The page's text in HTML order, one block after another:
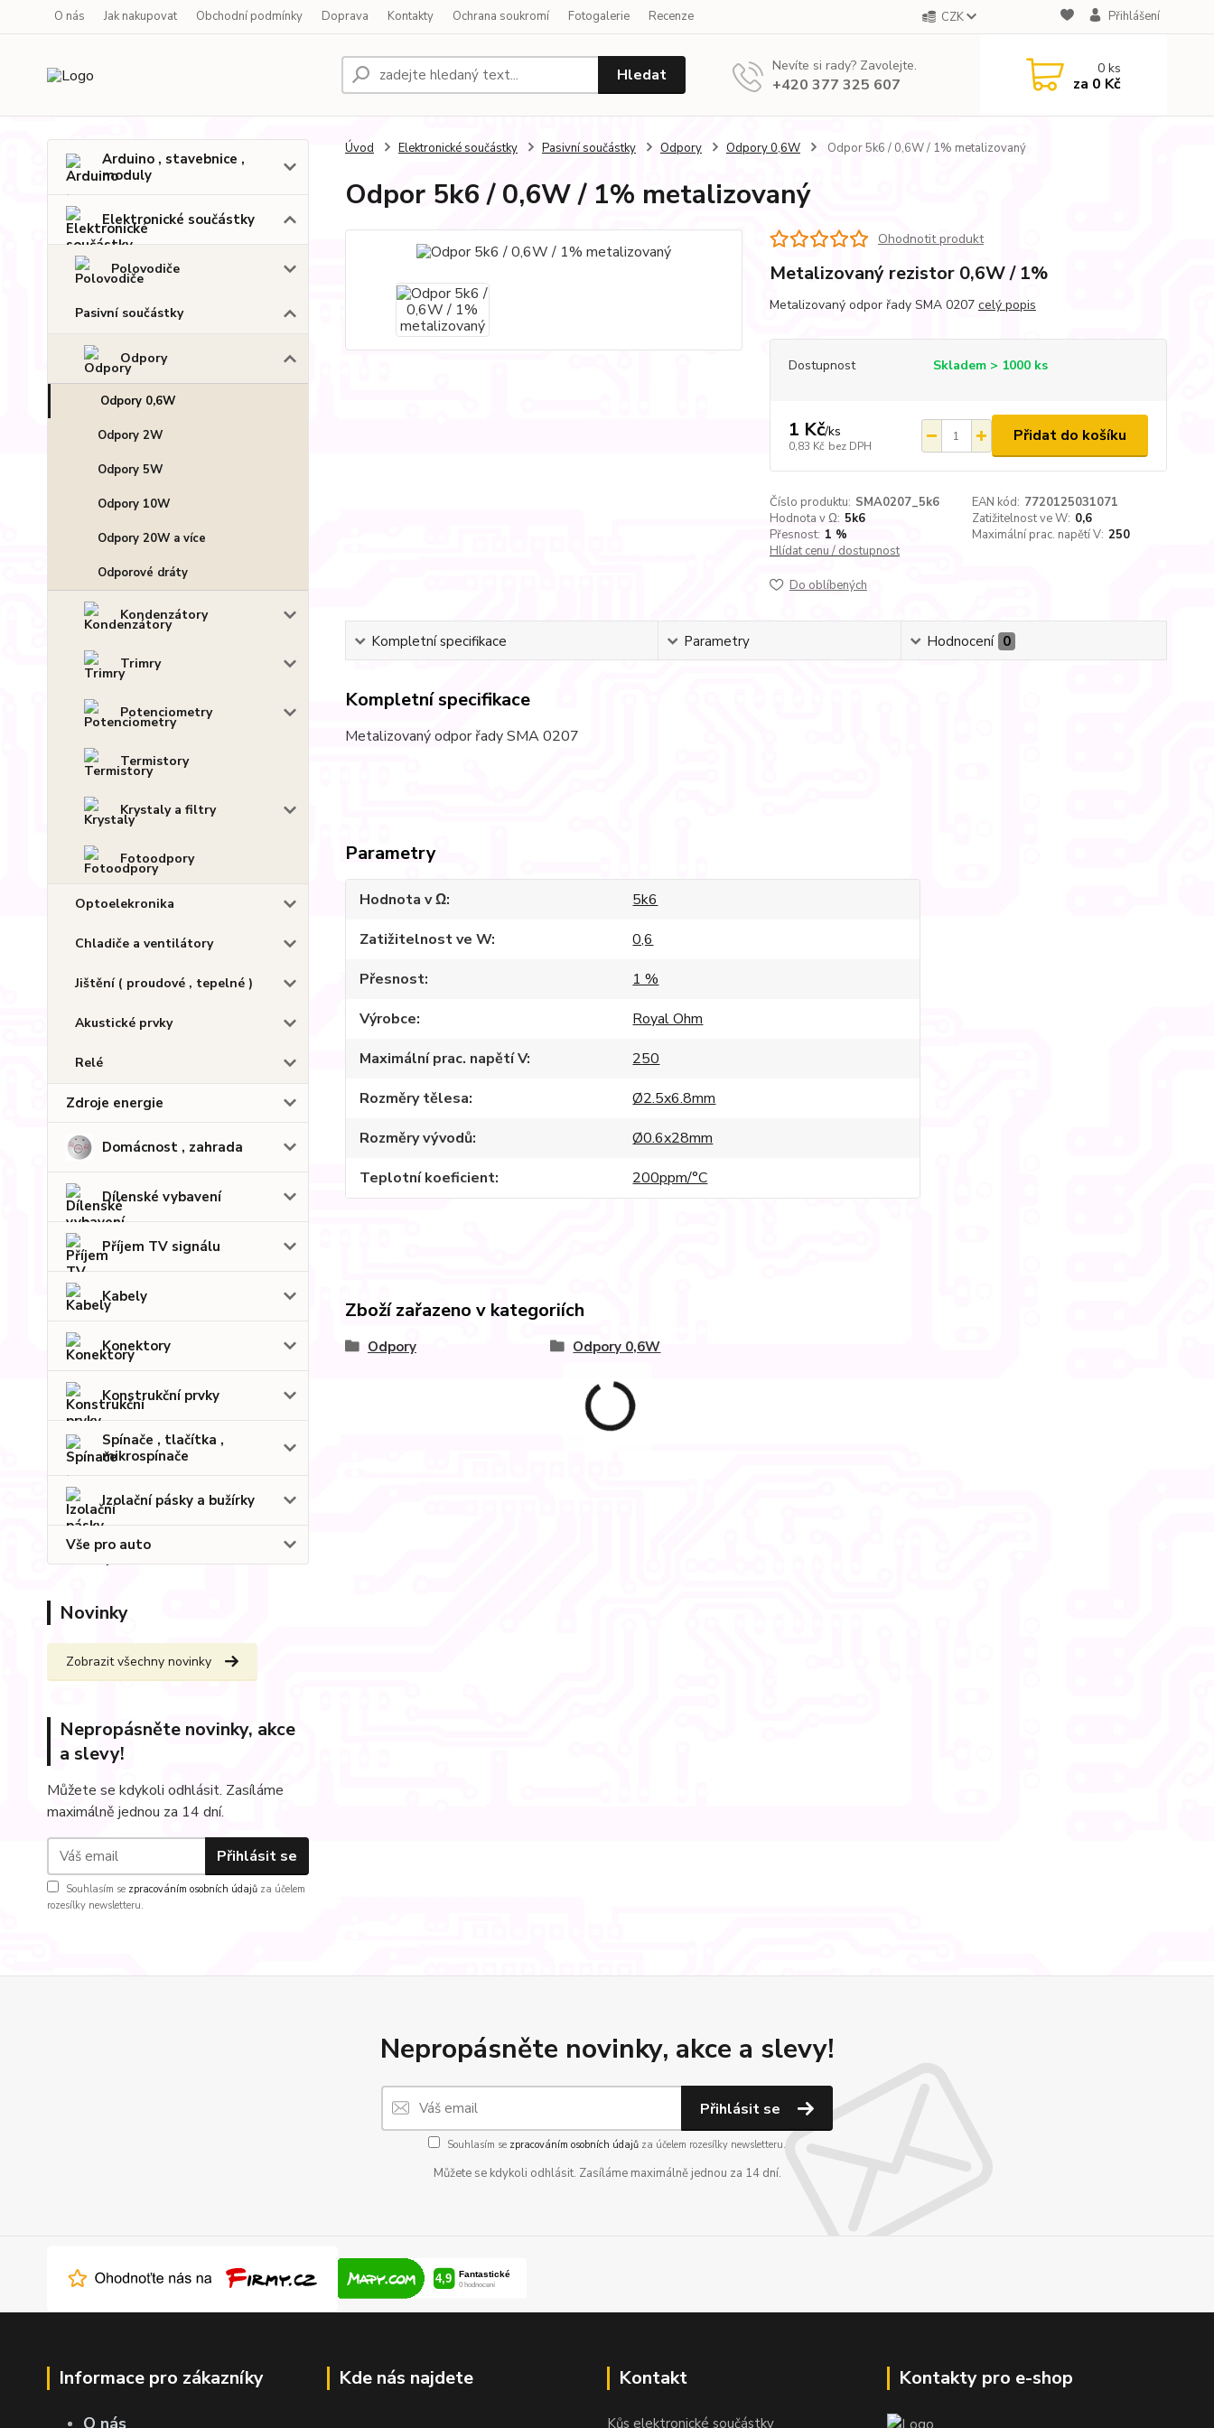
O nás Jak nakupovat Obchodní podmínky Doprava Kontakty Ochrana soukromí Fotogalerie Recenze CZK Přihlášení
Hledat Nevíte si rady? Zavolejte.
+420 377 325 607
0ks
za 0 Kč
Arduino , stavebnice ,
moduly
Elektronické součástky
Polovodiče
Pasivní součástky
Odpory
Odpory 0,6W
Odpory 2W
Odpory 5W
Odpory 10W
Odpory 20W a více
Odporové dráty
Kondenzátory
Trimry
Potenciometry
Termistory
Krystaly a filtry
Fotoodpory
Optoelekronika
Chladiče a ventilátory
Jištění ( proudové , tepelné )
Akustické prvky
Relé
Zdroje energie
Domácnost , zahrada
Dílenské vybavení
Příjem TV signálu
Kabely
Konektory
Konstrukční prvky
Spínače , tlačítka ,
mikrospínače
Izolační pásky a bužírky
Vše pro auto
Novinky
Zobrazit všechny novinky
Nepropásněte novinky, akce
a slevy!
Můžete se kdykoli odhlásit. Zasíláme
maximálně jednou za 14 dní.
Přihlásit se
Souhlasím se zpracováním osobních údajů za účelem
rozesílky newsletteru.
Úvod Elektronické součástky Pasivní součástky Odpory Odpory 0,6W Odpor 5k6 / 0,6W / 1% metalizovaný
Odpor 5k6 / 0,6W / 1% metalizovaný
Ohodnotit produkt
Metalizovaný rezistor 0,6W / 1%
Metalizovaný odpor řady SMA 0207 celý popis
Dostupnost Skladem > 1000 ks
1 Kč/ks
0,83 Kč bez DPH
Přidat do košíku
Číslo produktu: SMA0207_5k6 EAN kód: 7720125031071
Hodnota v Ω: 5k6 Zatižitelnost ve W: 0,6
Přesnost: 1 % Maximální prac. napětí V: 250
Hlídat cenu / dostupnost
Do oblíbených
Kompletní specifikace Parametry Hodnocení 0
Kompletní specifikace
Metalizovaný odpor řady SMA 0207
Parametry
Hodnota v Ω
5k6
Zatižitelnost ve W
0,6
Přesnost
1 %
Výrobce
Royal Ohm
Maximální prac. napětí V
250
Rozměry tělesa
Ø2.5x6.8mm
Rozměry vývodů
Ø0.6x28mm
Teplotní koeficient
200ppm/°C
Zboží zařazeno v kategoriích
Odpory Odpory 0,6W
Nepropásněte novinky, akce a slevy!
Přihlásit se
Souhlasím se zpracováním osobních údajů za účelem rozesílky newsletteru.
Můžete se kdykoli odhlásit. Zasíláme maximálně jednou za 14 dní.
Informace pro zákazníky
O nás
Kde nás najdete Kontakt
Kůs elektronické součástky
Kontakty pro e-shop